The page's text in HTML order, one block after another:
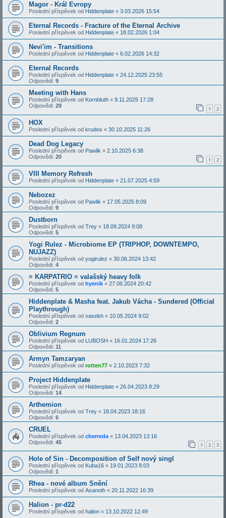
Magor - Král Evropy
Poslední příspěvek od Hiddenplate « 3.03.2026 15:54
Eternal Records - Fracture of the Eternal Archive
Poslední příspěvek od Hiddenplate « 18.02.2026 1:04
Nevi'im - Transitions
Poslední příspěvek od Hiddenplate « 6.02.2026 14:32
Eternal Records
Poslední příspěvek od Hiddenplate « 24.12.2025 23:55
Odpovědi: 9
Meeting with Hans
Poslední příspěvek od Kornbluth « 9.11.2025 17:28
Odpovědi: 29 1 2
HOX
Poslední příspěvek od krudox « 30.10.2025 11:26
Dead Dog Legacy
Poslední příspěvek od Pawlik « 2.10.2025 6:38
Odpovědi: 20 1 2
VIII Memory Refresh
Poslední příspěvek od Hiddenplate « 21.07.2025 4:59
Nebozez
Poslední příspěvek od Pawlik « 17.05.2025 8:09
Odpovědi: 9
Dustborn
Poslední příspěvek od Trey « 18.09.2024 9:08
Odpovědi: 5
Yogi Rulez - Microbiome EP (TRIPHOP, DOWNTEMPO,
NUJAZZ)
Poslední příspěvek od yogirulez « 30.06.2024 13:42
Odpovědi: 4
≡ KARPATRIO ≡ valašský heavy folk
Poslední příspěvek od hyenik « 27.06.2024 20:42
Odpovědi: 5
Hiddenplate & Masha feat. Jakub Vácha - Sundered (Official
Playthrough)
Poslední příspěvek od vasekh « 10.05.2024 9:02
Odpovědi: 2
Oblivium Regnum
Poslední příspěvek od LUBOSH « 16.01.2024 17:26
Odpovědi: 11
Armyn Tamzaryan
Poslední příspěvek od rotten77 « 2.10.2023 7:32
Project Hiddenplate
Poslední příspěvek od Hiddenplate « 26.04.2023 8:29
Odpovědi: 14
Arthemion
Poslední příspěvek od Trey « 18.04.2023 18:16
Odpovědi: 6
CRUEL
Poslední příspěvek od cherreda « 13.04.2023 13:16
Odpovědi: 45 1 2 3
Hole of Sin - Decomposition of Self nový singl
Poslední příspěvek od Kuba16 « 19.01.2023 8:03
Odpovědi: 1
Rhea - nové album Snění
Poslední příspěvek od Asanoth « 20.11.2022 16:39
Halion - pr-d22
Poslední příspěvek od halion « 13.10.2022 12:49